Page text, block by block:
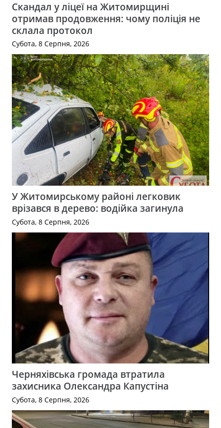
Скандал у ліцеї на Житомирщині
отримав продовження: чому поліція не
склала протокол
Субота, 8 Серпня, 2026
У Житомирському районі легковик
врізався в дерево: водійка загинула
Субота, 8 Серпня, 2026
Черняхівська громада втратила
захисника Олександра Капустіна
Субота, 8 Серпня, 2026